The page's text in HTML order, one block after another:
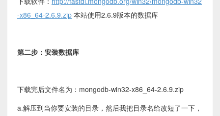
-x86_64-2.6.9.zip 本站使用2.6.9版本的数据库
第二步：安装数据库
下载完后文件名为：mongodb-win32-x86_64-2.6.9.zip
a.解压到当你要安装的目录，然后我把目录名给改短了一下，